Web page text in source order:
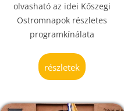
olvasható az idei Kőszegi
Ostromnapok részletes
programkínálata
részletek